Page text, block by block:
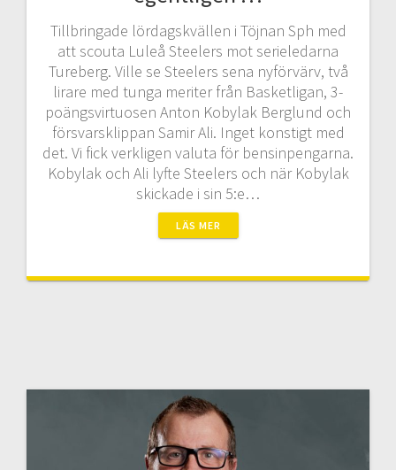
Tillbringade lördagskvällen i Töjnan Sph med
att scouta Luleå Steelers mot serieledarna
Tureberg. Ville se Steelers sena nyförvärv, två
lirare med tunga meriter från Basketligan, 3-
poängsvirtuosen Anton Kobylak Berglund och
försvarsklippan Samir Ali. Inget konstigt med
det. Vi fick verkligen valuta för bensinpengarna.
Kobylak och Ali lyfte Steelers och när Kobylak
skickade i sin 5:e…
LÄS MER